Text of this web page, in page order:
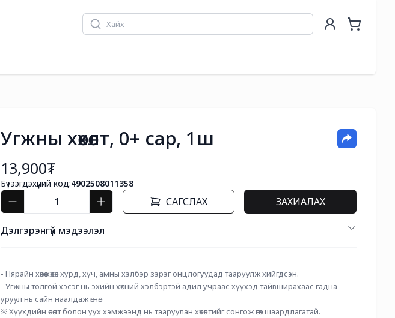
Угжны хөхөлт, 0+ сар, 1ш
13,900₮
Бүтээгдэхүүний код:4902508011358
САГСЛАХ ЗАХИАЛАХ
Дэлгэрэнгүй мэдээлэл
- Нярайн хөхөө хөхөх хурд, хүч, амны хэлбэр зэрэг онцлогуудад тааруулж хийгдсэн.
- Угжны толгой хэсэг нь эхийн хөхний хэлбэртэй адил учраас хүүхэд тайвширахаас гадна
уруул нь сайн наалдаж өгнө.
※ Хүүхдийн өсөлт болон уух хэмжээнд нь тааруулан хөхөлтийг сонгож өгөх шаардлагатай.